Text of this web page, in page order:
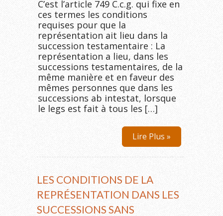
C’est l’article 749 C.c.g. qui fixe en
ces termes les conditions
requises pour que la
représentation ait lieu dans la
succession testamentaire : La
représentation a lieu, dans les
successions testamentaires, de la
même manière et en faveur des
mêmes personnes que dans les
successions ab intestat, lorsque
le legs est fait à tous les […]
Lire Plus »
LES CONDITIONS DE LA
REPRÉSENTATION DANS LES
SUCCESSIONS SANS